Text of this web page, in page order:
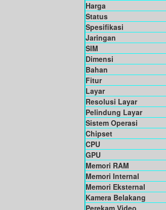
Harga
Status
Spesifikasi
Jaringan
SIM
Dimensi
Bahan
Fitur
Layar
Resolusi Layar
Pelindung Layar
Sistem Operasi
Chipset
CPU
GPU
Memori RAM
Memori Internal
Memori Eksternal
Kamera Belakang